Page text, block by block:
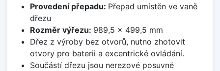
Provedení přepadu: Přepad umístěn ve vaně
dřezu
Rozměr výřezu: 989,5 x 499,5 mm
Dřez z výroby bez otvorů, nutno zhotovit
otvory pro baterii a excentrické ovládání.
Součástí dřezu jsou nerezové posuvné